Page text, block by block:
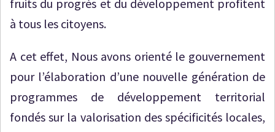
fruits du progrès et du développement profitent
à tous les citoyens.
A cet effet, Nous avons orienté le gouvernement
pour l’élaboration d’une nouvelle génération de
programmes de développement territorial
fondés sur la valorisation des spécificités locales,